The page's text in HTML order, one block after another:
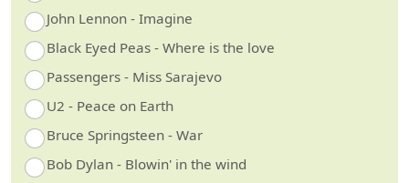
John Lennon - Imagine
Black Eyed Peas - Where is the love
Passengers - Miss Sarajevo
U2 - Peace on Earth
Bruce Springsteen - War
Bob Dylan - Blowin' in the wind